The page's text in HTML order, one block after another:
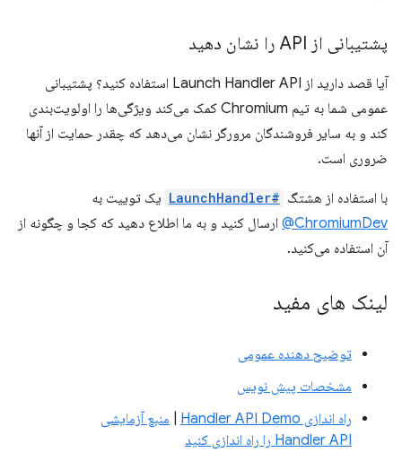
پشتیبانی از API را نشان دهید
آیا قصد دارید از Launch Handler API استفاده کنید؟ پشتیبانی
عمومی شما به تیم Chromium کمک می‌کند ویژگی‌ها را اولویت‌بندی
کند و به سایر فروشندگان مرورگر نشان می‌دهد که چقدر حمایت از آنها
ضروری است.
با استفاده از هشتگ #LaunchHandler
یک توییت به
ChromiumDev@
ارسال کنید و به ما اطلاع دهید که کجا و چگونه از
آن استفاده می‌کنید.
لینک های مفید
توضیح دهنده عمومی
مشخصات پیش نویس
راه اندازی Handler API Demo
منبع آزمایشی
Handler API را راه اندازی کنید